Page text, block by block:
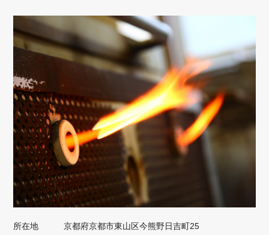
所在地
京都府京都市東山区今熊野日吉町25